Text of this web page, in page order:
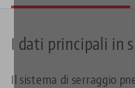
I dati principali in
Il sistema di serraggio